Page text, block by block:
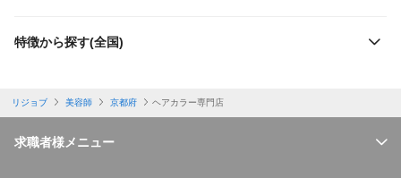
特徴から探す(全国)
リジョブ 美容師 京都府 ヘアカラー専門店
求職者様メニュー